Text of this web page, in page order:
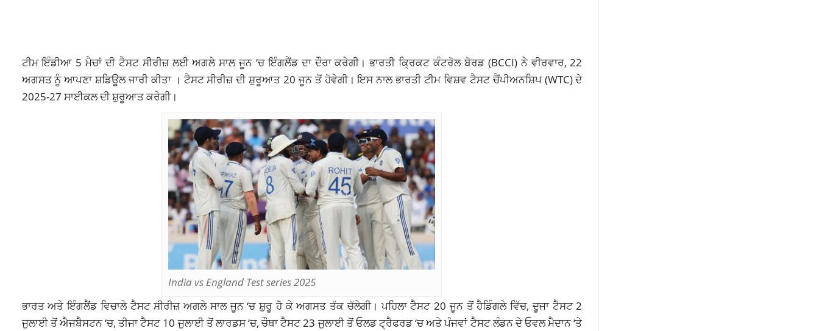
ਟੀਮ ਇੰਡੀਆ 5 ਮੈਚਾਂ ਦੀ ਟੈਸਟ ਸੀਰੀਜ਼ ਲਈ ਅਗਲੇ ਸਾਲ ਜੂਨ ‘ਚ ਇੰਗਲੈਂਡ ਦਾ ਦੌਰਾ ਕਰੇਗੀ। ਭਾਰਤੀ ਕ੍ਰਿਕਟ ਕੰਟਰੋਲ ਬੋਰਡ (BCCI) ਨੇ ਵੀਰਵਾਰ, 22
ਅਗਸਤ ਨੂੰ ਆਪਣਾ ਸ਼ਡਿਊਲ ਜਾਰੀ ਕੀਤਾ । ਟੈਸਟ ਸੀਰੀਜ਼ ਦੀ ਸ਼ੁਰੂਆਤ 20 ਜੂਨ ਤੋਂ ਹੋਵੇਗੀ। ਇਸ ਨਾਲ ਭਾਰਤੀ ਟੀਮ ਵਿਸ਼ਵ ਟੈਸਟ ਚੈਂਪੀਅਨਸ਼ਿਪ (WTC) ਦੇ
2025-27 ਸਾਈਕਲ ਦੀ ਸ਼ੁਰੂਆਤ ਕਰੇਗੀ।
India vs England Test series 2025
ਭਾਰਤ ਅਤੇ ਇੰਗਲੈਂਡ ਵਿਚਾਲੇ ਟੈਸਟ ਸੀਰੀਜ਼ ਅਗਲੇ ਸਾਲ ਜੂਨ ‘ਚ ਸ਼ੁਰੂ ਹੋ ਕੇ ਅਗਸਤ ਤੱਕ ਚੱਲੇਗੀ। ਪਹਿਲਾ ਟੈਸਟ 20 ਜੂਨ ਤੋਂ ਹੈਡਿੰਗਲੇ ਵਿੱਚ, ਦੂਜਾ ਟੈਸਟ 2
ਜੁਲਾਈ ਤੋਂ ਐਜਬੈਸਟਨ ‘ਚ, ਤੀਜਾ ਟੈਸਟ 10 ਜੁਲਾਈ ਤੋਂ ਲਾਰਡਸ ‘ਚ, ਚੌਥਾ ਟੈਸਟ 23 ਜੁਲਾਈ ਤੋਂ ਓਲਡ ਟ੍ਰੈਫਰਡ ‘ਚ ਅਤੇ ਪੰਜਵਾਂ ਟੈਸਟ ਲੰਡਨ ਦੇ ਓਵਲ ਮੈਦਾਨ ‘ਤੇ